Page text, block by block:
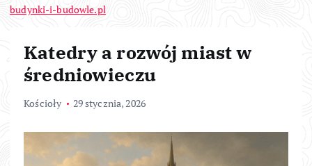
budynki-i-budowle.pl
Katedry a rozwój miast w
średniowieczu
Kościoły 29 stycznia, 2026